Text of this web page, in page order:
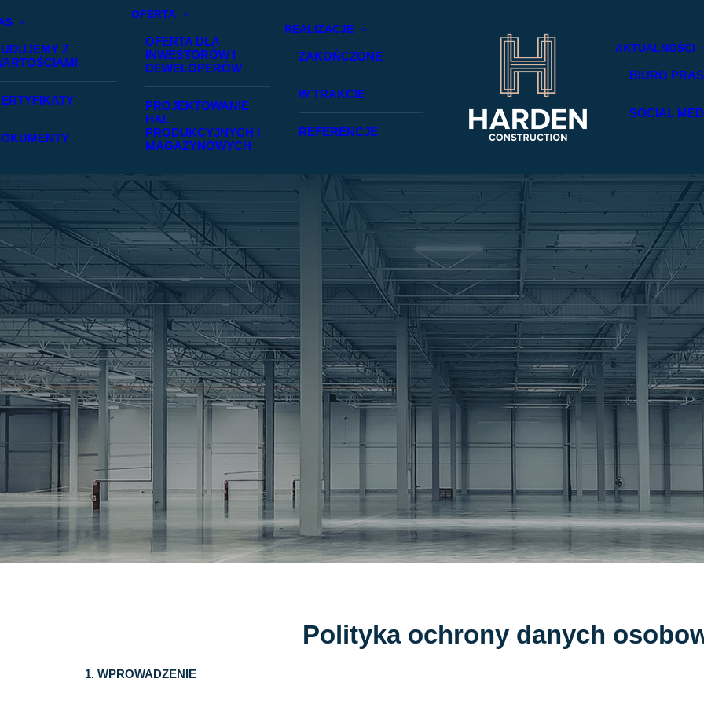
Z
OFERTA
OFERTA DLA
INWESTORÓW I
DEWELOPERÓW
PROJEKTOWANIE
HAL
PRODUKCYJNYCH I
MAGAZYNOWYCH
REALIZACJE
ZAKOŃCZONE
W TRAKCIE
REFERENCJE
AKTUALNOŚCI
BIURO
SOCIAL
Polityka ochrony danych
1. WPROWADZENIE